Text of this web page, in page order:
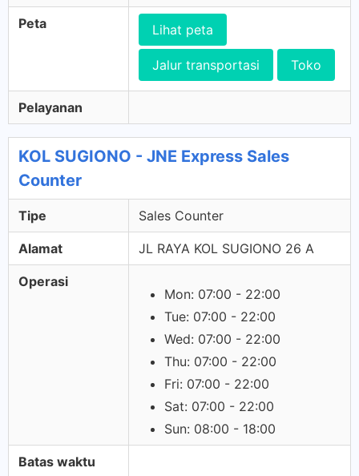
Peta Lihat peta
Jalur transportasi Toko
Pelayanan
KOL SUGIONO - JNE Express Sales
Counter
Tipe Sales Counter
Alamat JL RAYA KOL SUGIONO 26 A
Operasi
Mon: 07:00 - 22:00
Tue: 07:00 - 22:00
Wed: 07:00 - 22:00
Thu: 07:00 - 22:00
Fri: 07:00 - 22:00
Sat: 07:00 - 22:00
Sun: 08:00 - 18:00
Batas waktu